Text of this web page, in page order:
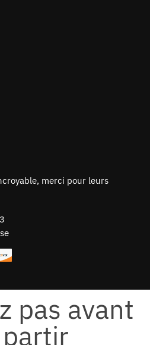
merci pour leurs
pas avant